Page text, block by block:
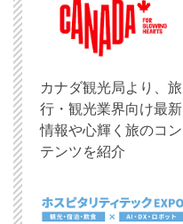
​カナダ観光局より、旅
行・観光業界向け最新
情報や心輝く旅のコン
テンツを紹介